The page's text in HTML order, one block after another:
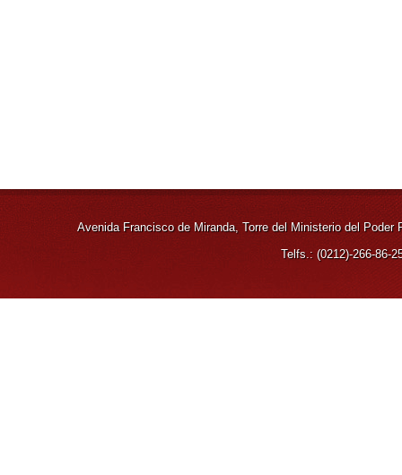
Avenida Francisco de Miranda, Torre del Ministerio del
Telfs.: (0212)-266-86-